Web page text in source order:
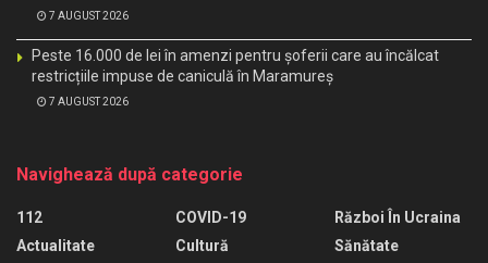
7 AUGUST 2026
Peste 16.000 de lei în amenzi pentru șoferii care au încălcat
restricțiile impuse de caniculă în Maramureș
7 AUGUST 2026
Navighează după categorie
112
Actualitate
COVID-19
Cultură
Război În Ucraina
Sănătate